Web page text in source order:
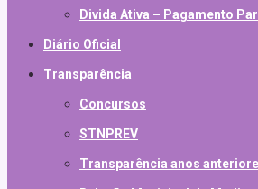
Divida Ativa – Pagamento
Diário Oficial
Transparência
Concursos
STNPREV
Transparência anos